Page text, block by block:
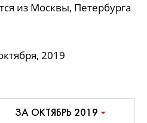
из Москвы, Петербурга
2019